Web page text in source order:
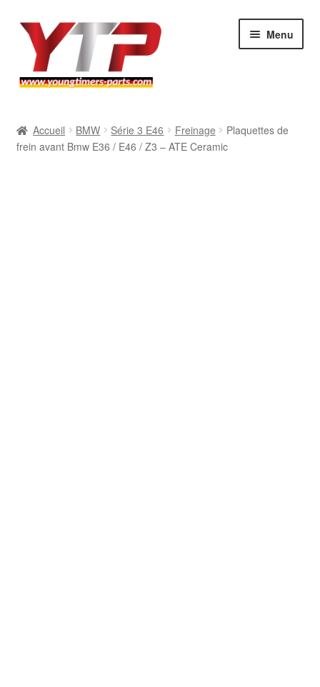
Aller
navigation
Aller
contenu
Menu
BMW
Accueil BMW Série 3 E46 Freinage
Plaquettes de
frein avant Bmw E36 / E46 / Z3 – ATE Ceramic